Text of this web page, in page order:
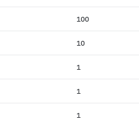
100
10
1
1
1